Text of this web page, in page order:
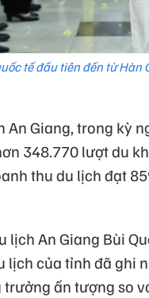
tế đầu tiên đến từ Hàn
An Giang, trong kỳ
348.770 lượt du
thu du lịch đạt
lịch An Giang Bùi
lịch của tỉnh đã ghi
ấn tượng so